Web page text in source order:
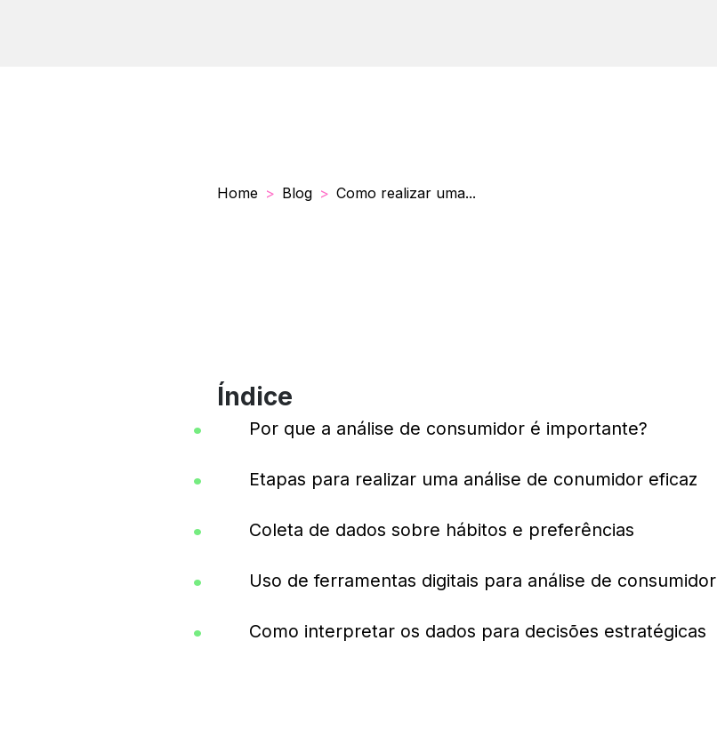
Home Blog Como realizar uma...
Índice
Por que a análise de consumidor é importante?
Etapas para realizar uma análise de conumidor eficaz
Coleta de dados sobre hábitos e preferências
Uso de ferramentas digitais para análise de consumidor
Como interpretar os dados para decisões estratégicas